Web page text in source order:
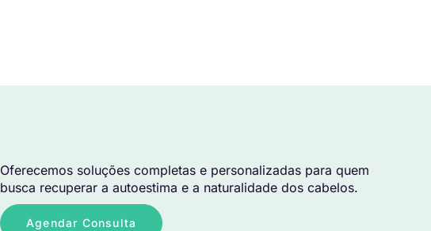
Oferecemos soluções completas e personalizadas para quem
busca recuperar a autoestima e a naturalidade dos cabelos.
Agendar Consulta